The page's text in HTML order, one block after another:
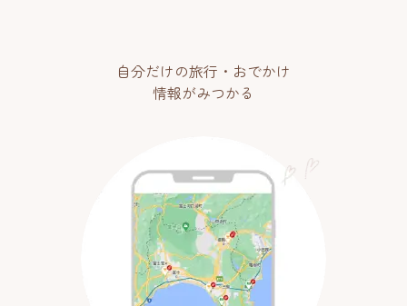
自分だけの旅行・おでかけ
情報がみつかる